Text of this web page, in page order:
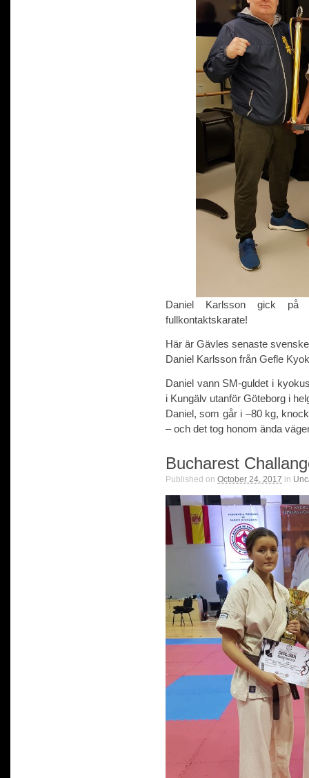
Daniel Karlsson gick
fullkontaktskarate!
Här är Gävles senaste
Daniel Karlsson från Gefle
Daniel vann SM-guldet i
i Kungälv utanför Göteborg i
Daniel, som går i –80 kg,
– och det tog honom ända
Bucharest
Published on October 24, 2017 in